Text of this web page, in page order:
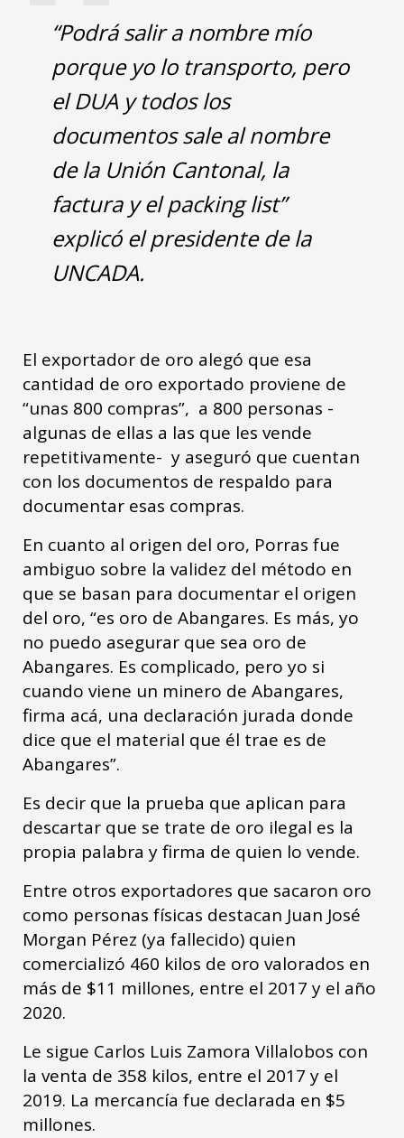
“Podrá salir a nombre mío
porque yo lo transporto, pero
el DUA y todos los
documentos sale al nombre
de la Unión Cantonal, la
factura y el packing list”
explicó el presidente de la
UNCADA.
El exportador de oro alegó que esa
cantidad de oro exportado proviene de
“unas 800 compras”, a 800 personas -
algunas de ellas a las que les vende
repetitivamente- y aseguró que cuentan
con los documentos de respaldo para
documentar esas compras.
En cuanto al origen del oro, Porras fue
ambiguo sobre la validez del método en
que se basan para documentar el origen
del oro, “es oro de Abangares. Es más, yo
no puedo asegurar que sea oro de
Abangares. Es complicado, pero yo si
cuando viene un minero de Abangares,
firma acá, una declaración jurada donde
dice que el material que él trae es de
Abangares”.
Es decir que la prueba que aplican para
descartar que se trate de oro ilegal es la
propia palabra y firma de quien lo vende.
Entre otros exportadores que sacaron oro
como personas físicas destacan Juan José
Morgan Pérez (ya fallecido) quien
comercializó 460 kilos de oro valorados en
más de $11 millones, entre el 2017 y el año
2020.
Le sigue Carlos Luis Zamora Villalobos con
la venta de 358 kilos, entre el 2017 y el
2019. La mercancía fue declarada en $5
millones.